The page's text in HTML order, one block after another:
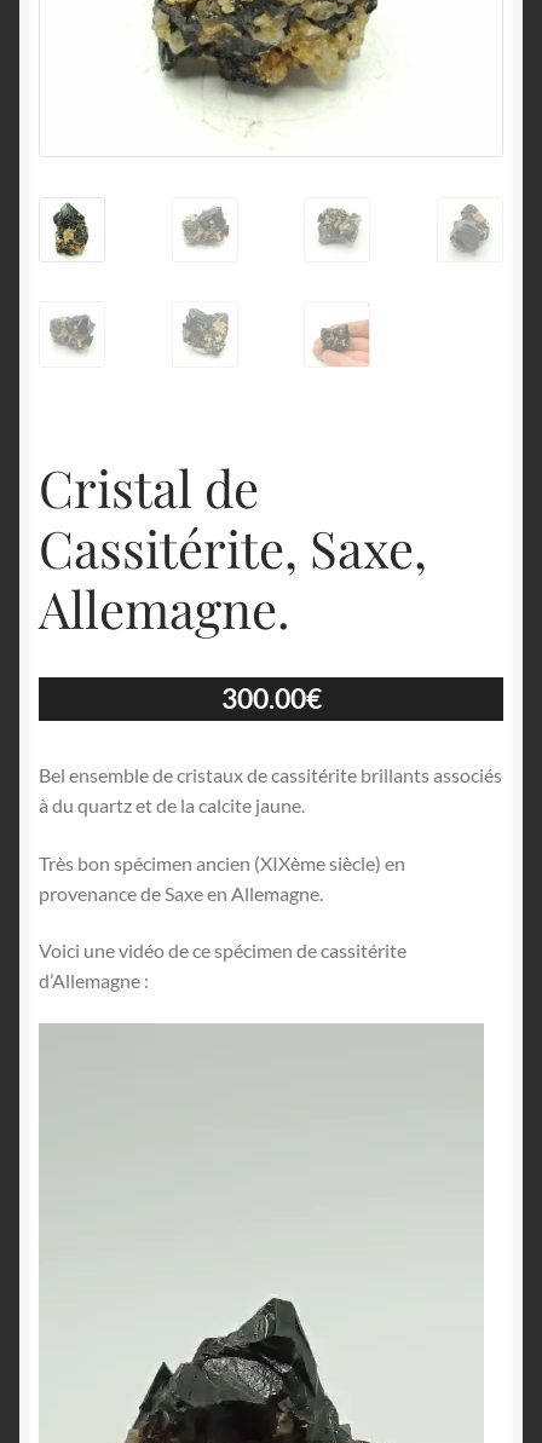
Cristal de
Cassitérite, Saxe,
Allemagne.
300.00€
Bel ensemble de cristaux de cassitérite brillants associés
à du quartz et de la calcite jaune.
Très bon spécimen ancien (XIXème siècle) en
provenance de Saxe en Allemagne.
Voici une vidéo de ce spécimen de cassitérite
d’Allemagne :